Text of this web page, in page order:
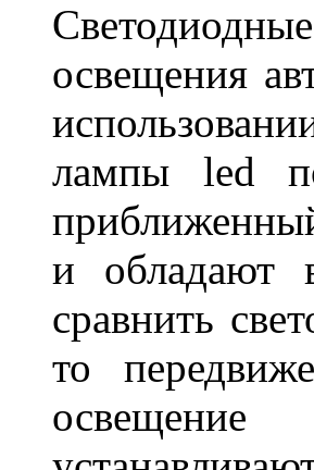
освещения
лампы led
и обладают
сравнить
то